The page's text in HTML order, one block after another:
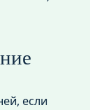
если